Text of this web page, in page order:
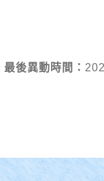
最後異動時間：